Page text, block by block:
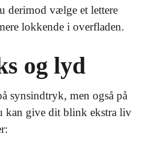
derimod vælge et lettere
lokkende i overfladen.
og lyd
synsindtryk, men også på
kan give dit blink ekstra liv